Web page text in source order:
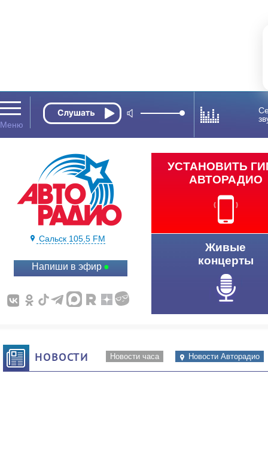
Сальск 105,5 FM
Напиши в эфир
УСТАНОВИТЬ
АВТОРАДИО
Живые
концерты
НОВОСТИ Новости часа Новости Авторадио